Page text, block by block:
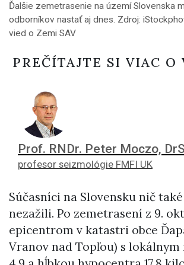
Ďalšie zemetrasenie na území Slovenska
odborníkov nastať aj dnes. Zdroj:
vied o Zemi SAV
PREČÍTAJTE SI VIAC O
Prof. RNDr. Peter Moczo,
profesor seizmológie FMFI UK
Súčasníci na Slovensku nič
nezažili. Po zemetrasení z 9.
epicentrom v katastri obce
Vranov nad Topľou) s